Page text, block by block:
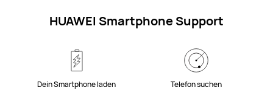
HUAWEI Smartphone Support
Dein Smartphone laden Telefon suchen